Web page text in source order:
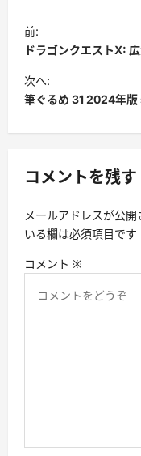
投
稿
ナ
ビ
シ
ン
前:
ドラゴンクエストX:
次へ:
筆ぐるめ 31 2024年
コメントを残す
メールアドレスが公開
いる欄は必須項目です
コメント ※